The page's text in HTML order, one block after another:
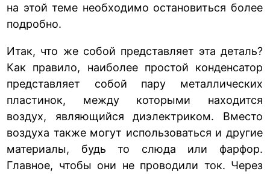
на этой теме необходимо остановиться более
подробно.
Итак, что же собой представляет эта деталь?
Как правило, наиболее простой конденсатор
представляет собой пару металлических
пластинок, между которыми находится
воздух, являющийся диэлектриком. Вместо
воздуха также могут использоваться и другие
материалы, будь то слюда или фарфор.
Главное, чтобы они не проводили ток. Через